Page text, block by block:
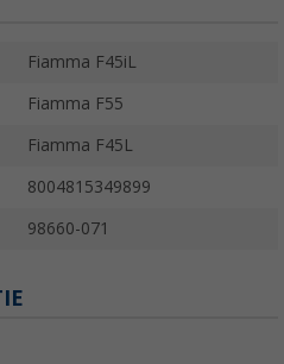
Fiamma F45iL
Fiamma F55
Fiamma F45L
8004815349899
98660-071